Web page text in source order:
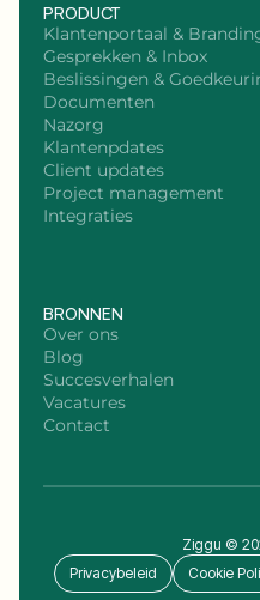
PRODUCT
Klantenportaal &
Gesprekken & Inbox
Beslissingen &
Documenten
Nazorg
Klantenpdates
Client updates
Project management
Integraties
BRONNEN
Over ons
Blog
Succesverhalen
Vacatures
Contact
Ziggu ©
Privacybeleid
Cookie